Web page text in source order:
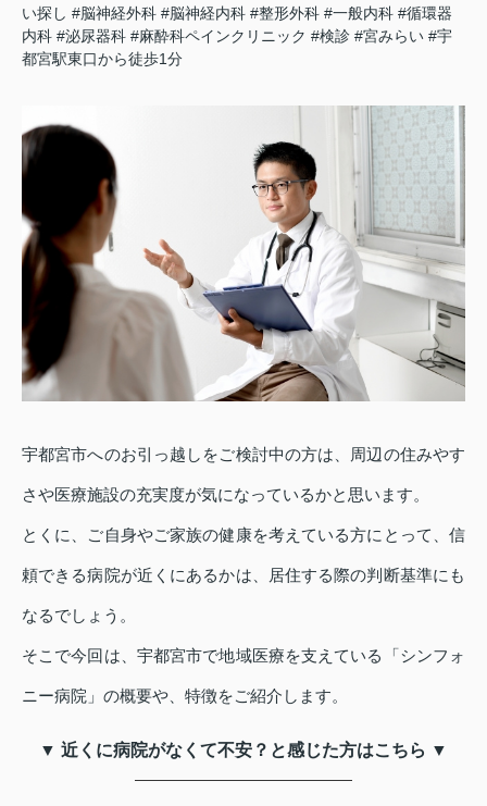
い探し #脳神経外科 #脳神経内科 #整形外科 #一般内科 #循環器
内科 #泌尿器科 #麻酔科ペインクリニック #検診 #宮みらい #宇
都宮駅東口から徒歩1分
宇都宮市へのお引っ越しをご検討中の方は、周辺の住みやす
さや医療施設の充実度が気になっているかと思います。
とくに、ご自身やご家族の健康を考えている方にとって、信
頼できる病院が近くにあるかは、居住する際の判断基準にも
なるでしょう。
そこで今回は、宇都宮市で地域医療を支えている「シンフォ
ニー病院」の概要や、特徴をご紹介します。
▼ 近くに病院がなくて不安？と感じた方はこちら ▼